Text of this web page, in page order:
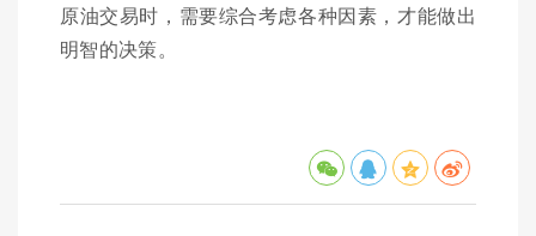
原油交易时，需要综合考虑各种因素，才能做出
明智的决策。